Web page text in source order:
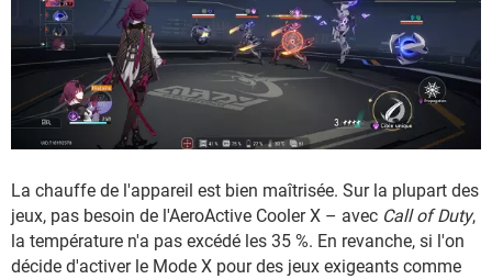
La chauffe de l'appareil est bien maîtrisée. Sur la plupart des
jeux, pas besoin de l'AeroActive Cooler X – avec Call of Duty,
la température n'a pas excédé les 35 %. En revanche, si l'on
décide d'activer le Mode X pour des jeux exigeants comme